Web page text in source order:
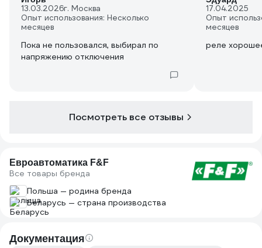
13.03.2026г. Москва
Опыт использования: Несколько
месяцев
Пока не пользовался, выбирал по
напряжению отключения
17.04.2025
Опыт
месяцев
реле
Посмотреть все отзывы
Евроавтоматика F&F
Все товары бренда
Польша — родина бренда
Беларусь — страна производства
Документация